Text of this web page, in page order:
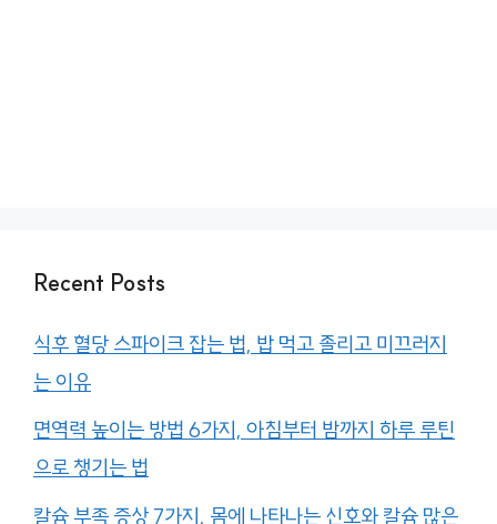
Recent Posts
식후 혈당 스파이크 잡는 법, 밥 먹고 졸리고 미끄러지
는 이유
면역력 높이는 방법 6가지, 아침부터 밤까지 하루 루틴
으로 챙기는 법
칼슘 부족 증상 7가지, 몸에 나타나는 신호와 칼슘 많은